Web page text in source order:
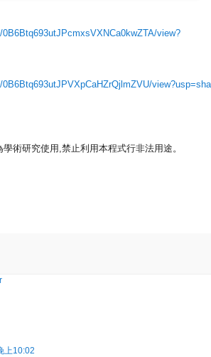
view?
術研究使用,禁止利用本程式行非法用途。
上10:02